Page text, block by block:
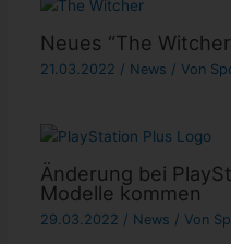
Neues “The
21.03.2022 / News / Von
Änderung bei
Modelle kommen
29.03.2022 / News / Von